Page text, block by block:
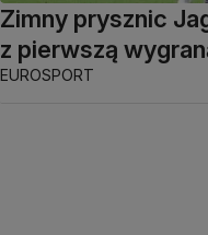
Zimny prysznic
z pierwszą
EUROSPORT